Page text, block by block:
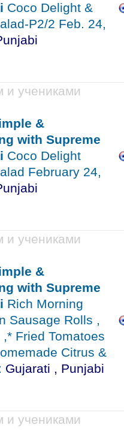
Coco Delight &
P2/2 Feb. 24,
учениками
&
with Supreme
Coco Delight
February 24,
учениками
&
with Supreme
Rich Morning
Sausage Rolls ,
Fried Tomatoes
Citrus &
Gujarati , Punjabi
учениками